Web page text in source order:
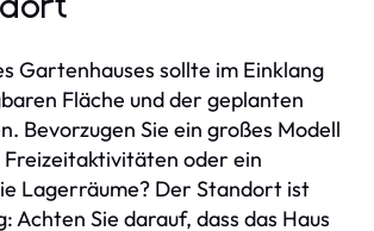
Gartenhauses sollte im Einklang
Fläche und der geplanten
Bevorzugen Sie ein großes Modell
oder ein
Lagerräume? Der Standort ist
Achten Sie darauf, dass das Haus